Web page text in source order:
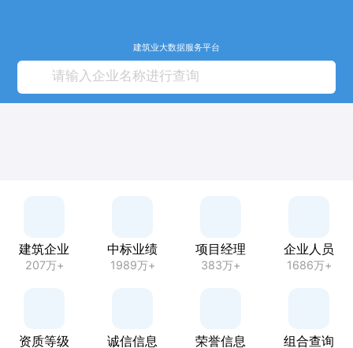
建筑业大数据服务平台
建筑企业
207万+
中标业绩
1989万+
项目经理
383万+
企业人员
1686万+
资质等级 诚信信息 荣誉信息 组合查询